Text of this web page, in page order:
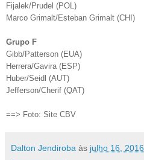
Fijalek/Prudel (POL)
Marco Grimalt/Esteban Grimalt (CHI)
Grupo F
Gibb/Patterson (EUA)
Herrera/Gavira (ESP)
Huber/Seidl (AUT)
Jefferson/Cherif (QAT)
==> Foto: Site CBV
Dalton Jendiroba às julho 16, 2016